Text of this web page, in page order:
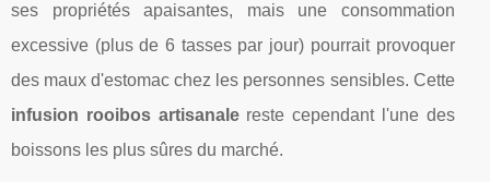
ses propriétés apaisantes, mais une consommation
excessive (plus de 6 tasses par jour) pourrait provoquer
des maux d'estomac chez les personnes sensibles. Cette
infusion rooibos artisanalereste cependant l'une des
boissons les plus sûres du marché.